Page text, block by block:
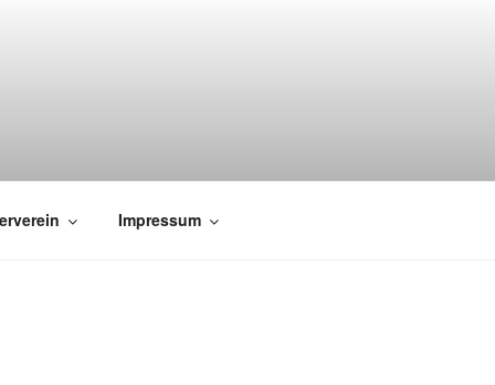
Impressum